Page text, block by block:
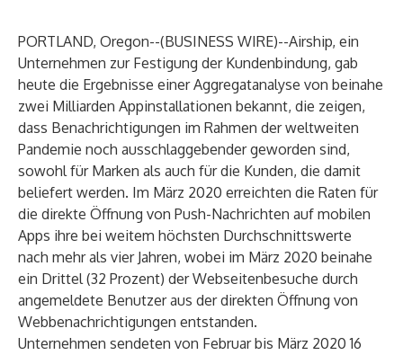
PORTLAND, Oregon--(BUSINESS WIRE)--Airship, ein
Unternehmen zur Festigung der Kundenbindung, gab
heute die Ergebnisse einer Aggregatanalyse von beinahe
zwei Milliarden Appinstallationen bekannt, die zeigen,
dass Benachrichtigungen im Rahmen der weltweiten
Pandemie noch ausschlaggebender geworden sind,
sowohl für Marken als auch für die Kunden, die damit
beliefert werden. Im März 2020 erreichten die Raten für
die direkte Öffnung von Push-Nachrichten auf mobilen
Apps ihre bei weitem höchsten Durchschnittswerte
nach mehr als vier Jahren, wobei im März 2020 beinahe
ein Drittel (32 Prozent) der Webseitenbesuche durch
angemeldete Benutzer aus der direkten Öffnung von
Webbenachrichtigungen entstanden.
Unternehmen sendeten von Februar bis März 2020 16